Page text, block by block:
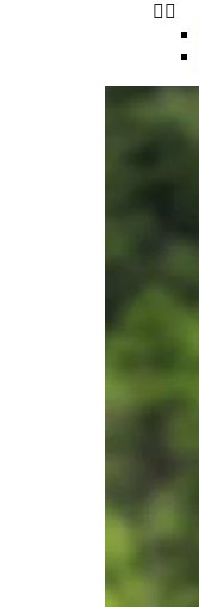
 